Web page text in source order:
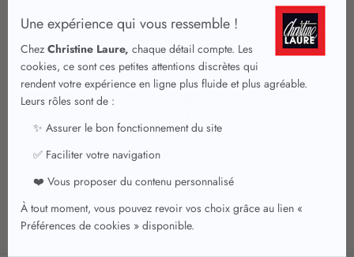
Vêtements pour femmes
Vêtements de qualité
Robes
Jupes chic
Jupes été
Chemisiers
T shirts manches courtes 3/4
Pulls et Gilets
Jeans
Pantalons
Vestes chic
Manteaux Parkas
Nouvelle collection